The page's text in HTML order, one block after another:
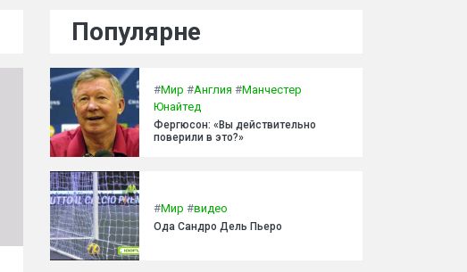
Популярне
#Мир #Англия #Манчестер
Юнайтед
Фергюсон: «Вы действительно
поверили в это?»
#Мир #видео
Ода Сандро Дель Пьеро